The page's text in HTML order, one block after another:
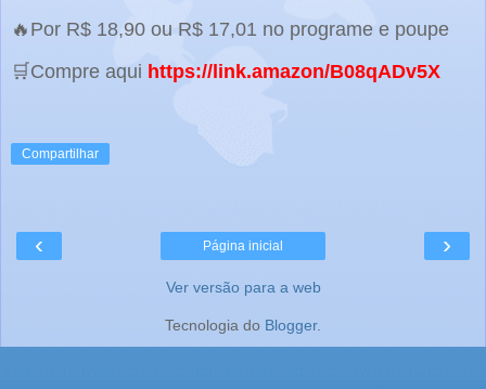
🔥Por R$ 18,90 ou R$ 17,01 no programe e poupe
🛒Compre aqui https://link.amazon/B08qADv5X
Compartilhar
‹ ›
Página inicial
Ver versão para a web
Tecnologia do Blogger.